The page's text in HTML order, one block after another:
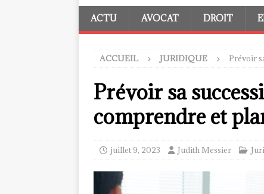
ACTU AVOCAT DROIT
ACCUEIL JURIDIQUE Prévoir
Prévoir sa
comprendre et
juillet 9, 2023 Judith Messier